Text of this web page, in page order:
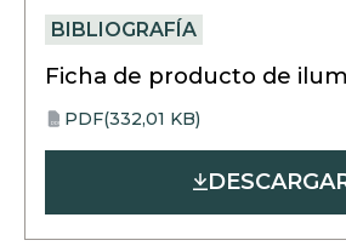
BIBLIOGRAFÍA
Ficha de producto de
PDF PDF(332,01 KB)
opens
in